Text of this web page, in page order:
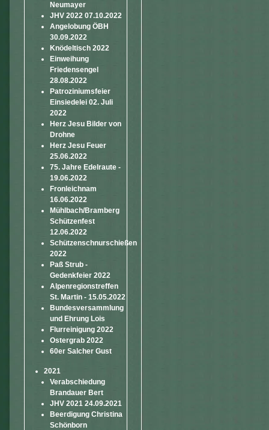
Neumayer
JHV 2022 07.10.2022
Angelobung ÖBH
30.09.2022
Knödeltisch 2022
Einweihung
Friedensengel
28.08.2022
Patroziniumsfeier
Einsiedelei 02. Juli
2022
Herz Jesu Bilder von
Drohne
Herz Jesu Feuer
25.06.2022
75. Jahre Edelraute -
19.06.2022
Fronleichnam
16.06.2022
Mühlbach/Bramberg
Schützenfest
12.06.2022
Schützenschnurschießen
2022
Paß Strub -
Gedenkfeier 2022
Alpenregionstreffen
St. Martin - 15.05.2022
Bundesversammlung
und Ehrung Lois
Flurreinigung 2022
Ostergrab 2022
60er Salcher Gust
2021
Verabschiedung
Brandauer Bert
JHV 2021 24.09.2021
Beerdigung Christina
Schönborn